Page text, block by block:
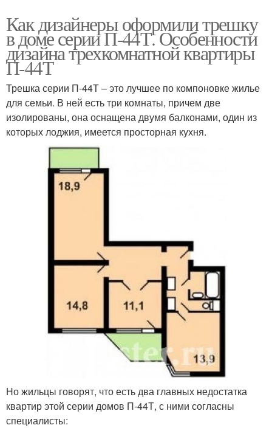
Как дизайнеры оформили трешку
в доме серии П-44Т. Особенности
дизайна трехкомнатной квартиры
П-44Т
Трешка серии П-44Т – это лучшее по компоновке жилье
для семьи. В ней есть три комнаты, причем две
изолированы, она оснащена двумя балконами, один из
которых лоджия, имеется просторная кухня.
Но жильцы говорят, что есть два главных недостатка
квартир этой серии домов П-44Т, с ними согласны
специалисты: